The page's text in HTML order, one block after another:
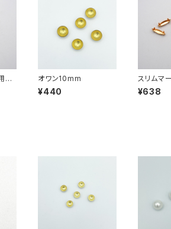
1
オワン10mm
¥440
スリムマ
0用爪
¥638